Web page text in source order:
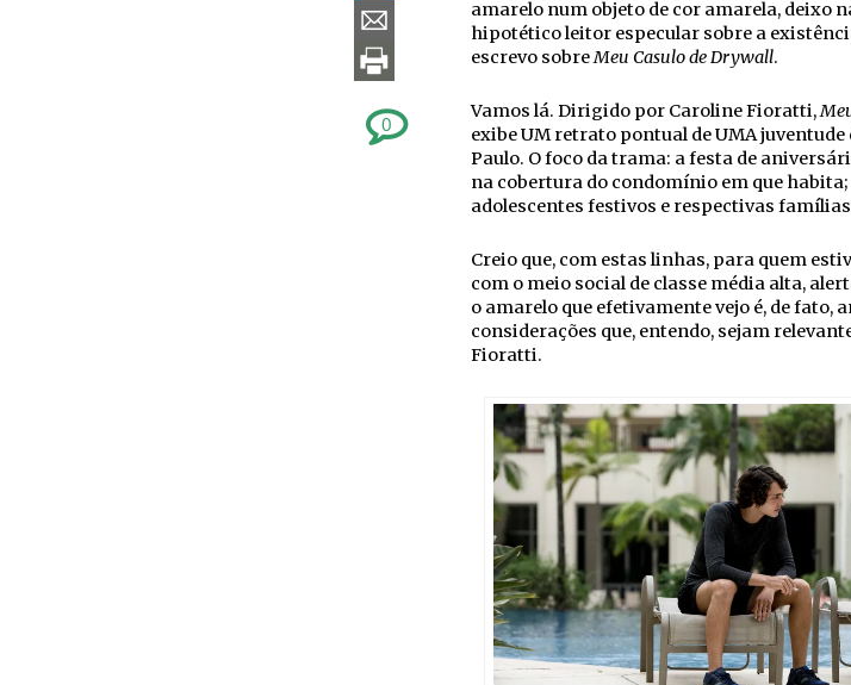
0
amarelo num objeto de cor amarela, deixo
hipotético leitor especular sobre a
escrevo sobreMeu Casulo de Drywall.
Vamos lá. Dirigido por Caroline Fioratti,
exibe UM retrato pontual de UMA juventude
Paulo. O foco da trama: a festa de
na cobertura do condomínio em que
adolescentes festivos e respectivas
Creio que, com estas linhas, para quem
com o meio social de classe média alta,
o amarelo que efetivamente vejo é, de fato,
considerações que, entendo, sejam
Fioratti.